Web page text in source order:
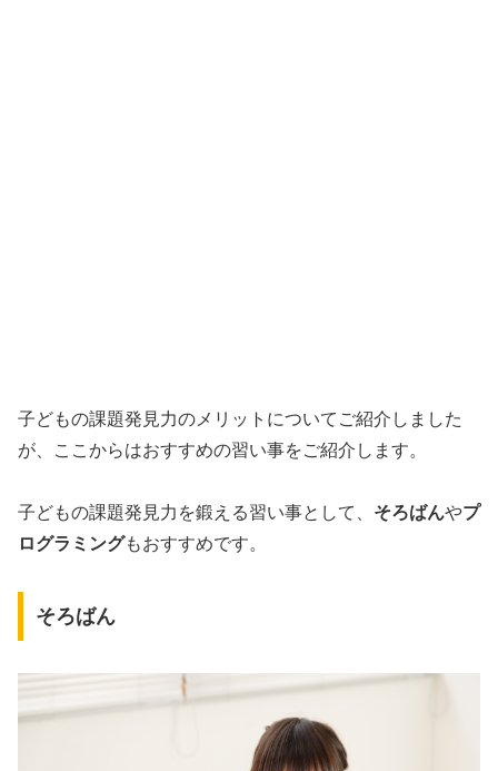
子どもの課題発見力のメリットについてご紹介しました
が、ここからはおすすめの習い事をご紹介します。
子どもの課題発見力を鍛える習い事として、 そろばんやプ
ログラミングもおすすめです。
そろばん